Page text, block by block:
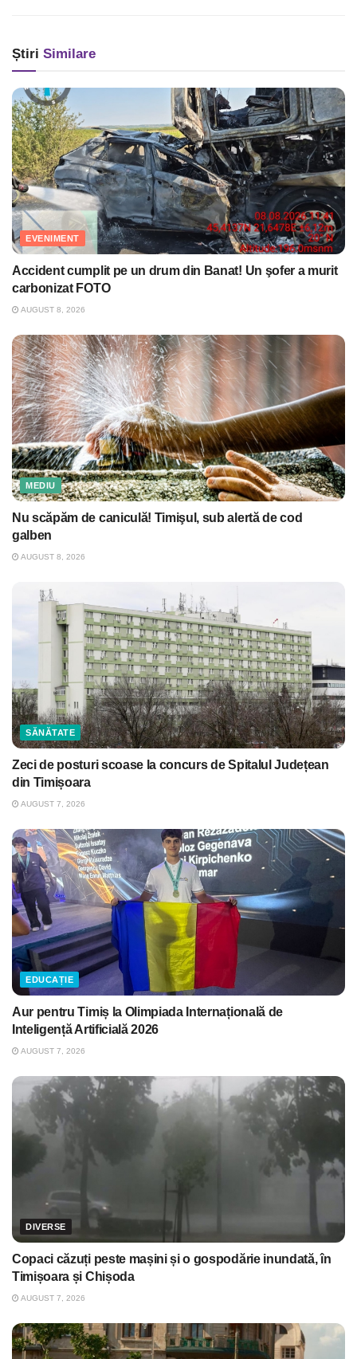
Știri Similare
EVENIMENT
Accident cumplit pe un drum din Banat! Un şofer a murit
carbonizat FOTO
AUGUST 8, 2026
MEDIU
Nu scăpăm de caniculă! Timişul, sub alertă de cod
galben
AUGUST 8, 2026
SĂNĂTATE
Zeci de posturi scoase la concurs de Spitalul Județean
din Timișoara
AUGUST 7, 2026
EDUCAȚIE
Aur pentru Timiș la Olimpiada Internațională de
Inteligență Artificială 2026
AUGUST 7, 2026
DIVERSE
Copaci căzuți peste mașini și o gospodărie inundată, în
Timișoara și Chișoda
AUGUST 7, 2026